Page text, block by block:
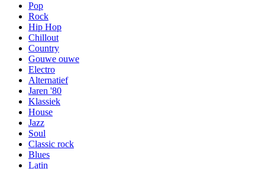
Pop
Rock
Hip Hop
Chillout
Country
Gouwe ouwe
Electro
Alternatief
Jaren '80
Klassiek
House
Jazz
Soul
Classic rock
Blues
Latin